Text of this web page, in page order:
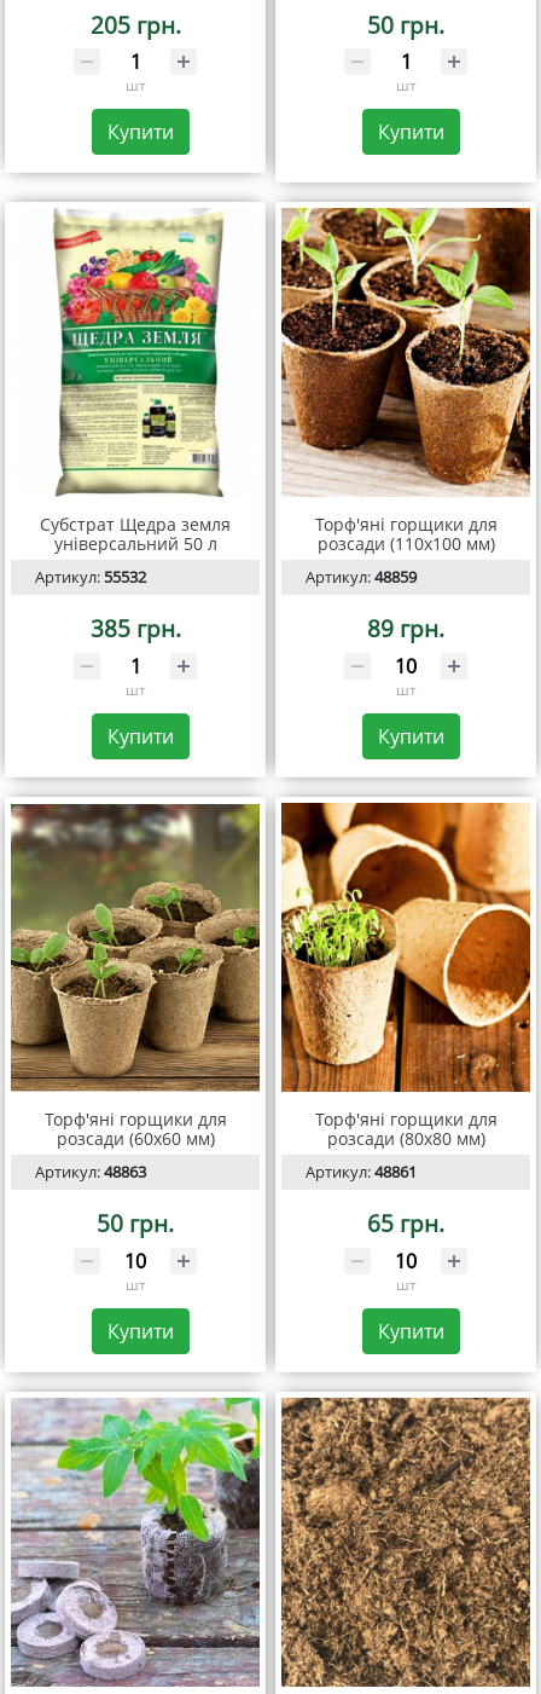
205 грн.
шт
Купити
50 грн.
шт
Купити
Субстрат Щедра земля
універсальний 50 л
Артикул:55532
385 грн.
шт
Купити
Торф'яні горщики для
розсади (110х100 мм)
Артикул:48859
89 грн.
шт
Купити
Торф'яні горщики для
розсади (60х60 мм)
Артикул:48863
50 грн.
шт
Купити
Торф'яні горщики для
розсади (80х80 мм)
Артикул:48861
65 грн.
шт
Купити